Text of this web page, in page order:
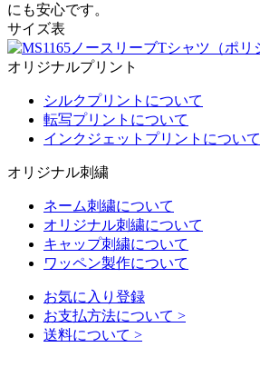
にも安心です。
サイズ表
オリジナルプリント
シルクプリントについて
転写プリントについて
インクジェットプリントについて
オリジナル刺繍
ネーム刺繍について
オリジナル刺繍について
キャップ刺繍について
ワッペン製作について
お気に入り登録
お支払方法について >
送料について >